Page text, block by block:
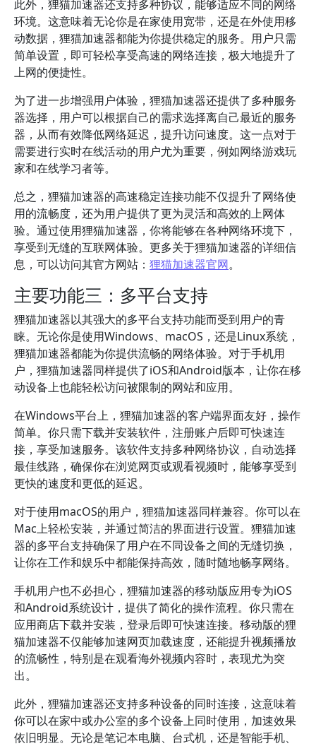
此外，狸猫加速器还支持多种协议，能够适应不同的网络
环境。这意味着无论你是在家使用宽带，还是在外使用移
动数据，狸猫加速器都能为你提供稳定的服务。用户只需
简单设置，即可轻松享受高速的网络连接，极大地提升了
上网的便捷性。
为了进一步增强用户体验，狸猫加速器还提供了多种服务
器选择，用户可以根据自己的需求选择离自己最近的服务
器，从而有效降低网络延迟，提升访问速度。这一点对于
需要进行实时在线活动的用户尤为重要，例如网络游戏玩
家和在线学习者等。
总之，狸猫加速器的高速稳定连接功能不仅提升了网络使
用的流畅度，还为用户提供了更为灵活和高效的上网体
验。通过使用狸猫加速器，你将能够在各种网络环境下，
享受到无缝的互联网体验。更多关于狸猫加速器的详细信
息，可以访问其官方网站： 狸猫加速器官网。
主要功能三：多平台支持
狸猫加速器以其强大的多平台支持功能而受到用户的青
睐。无论你是使用Windows、macOS，还是Linux系统，
狸猫加速器都能为你提供流畅的网络体验。对于手机用
户，狸猫加速器同样提供了iOS和Android版本，让你在移
动设备上也能轻松访问被限制的网站和应用。
在Windows平台上，狸猫加速器的客户端界面友好，操作
简单。你只需下载并安装软件，注册账户后即可快速连
接，享受加速服务。该软件支持多种网络协议，自动选择
最佳线路，确保你在浏览网页或观看视频时，能够享受到
更快的速度和更低的延迟。
对于使用macOS的用户，狸猫加速器同样兼容。你可以在
Mac上轻松安装，并通过简洁的界面进行设置。狸猫加速
器的多平台支持确保了用户在不同设备之间的无缝切换，
让你在工作和娱乐中都能保持高效，随时随地畅享网络。
手机用户也不必担心，狸猫加速器的移动版应用专为iOS
和Android系统设计，提供了简化的操作流程。你只需在
应用商店下载并安装，登录后即可快速连接。移动版的狸
猫加速器不仅能够加速网页加载速度，还能提升视频播放
的流畅性，特别是在观看海外视频内容时，表现尤为突
出。
此外，狸猫加速器还支持多种设备的同时连接，这意味着
你可以在家中或办公室的多个设备上同时使用，加速效果
依旧明显。无论是笔记本电脑、台式机，还是智能手机、